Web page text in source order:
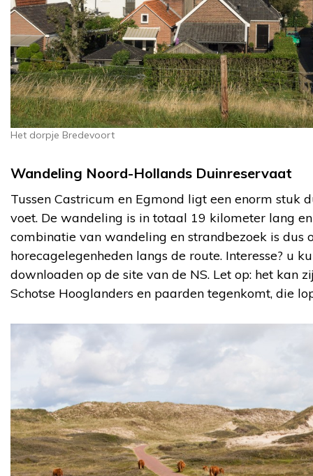
Het dorpje Bredevoort
Wandeling Noord-Hollands Duinreservaat
Tussen Castricum en Egmond ligt een enorm stuk
voet. De wandeling is in totaal 19 kilometer lang
combinatie van wandeling en strandbezoek is dus
horecagelegenheden langs de route. Interesse? u
downloaden op de site van de NS. Let op: het kan
Schotse Hooglanders en paarden tegenkomt, die